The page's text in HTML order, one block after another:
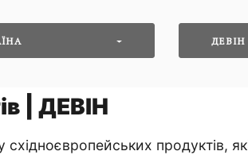
ДЕВІН
| ДЕВІН
продуктів,